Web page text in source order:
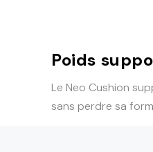
Poids
Le Neo Cushion
sans perdre sa